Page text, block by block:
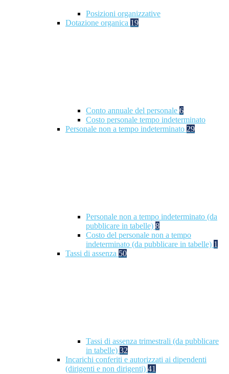
Posizioni organizzative
Dotazione organica 19
Conto annuale del personale 6
Costo personale tempo indeterminato
Personale non a tempo indeterminato 29
Personale non a tempo indeterminato (da
pubblicare in tabelle) 8
Costo del personale non a tempo
indeterminato (da pubblicare in tabelle) 1
Tassi di assenza 50
Tassi di assenza trimestrali (da pubblicare
in tabelle) 32
Incarichi conferiti e autorizzati ai dipendenti
(dirigenti e non dirigenti) 41